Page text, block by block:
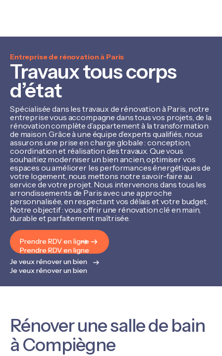
Entreprise de rénovation à Paris
Travaux tous corps
d’état
Spécialisée dans les travaux de rénovation à Paris, notre
entreprise vous accompagne dans tous vos projets, de la
rénovation complète d’appartement à la transformation
de maison. Grâce à une équipe d’experts qualifiés, nous
assurons une prise en charge globale : conception,
coordination et réalisation des travaux. Que vous
souhaitiez moderniser un bien ancien, optimiser vos
espaces ou améliorer les performances énergétiques de
votre logement, nous mettons notre savoir-faire au
service de votre projet. Nous intervenons dans tous les
arrondissements de Paris avec une approche
personnalisée, en respectant vos délais et votre budget.
Notre objectif : vous offrir une rénovation clé en main,
durable et parfaitement maîtrisée.
Prendre RDV en ligne
Prendre RDV en ligne
Je veux rénover un bien
Je veux rénover un bien
Rénover une salle de bain
à Compiègne